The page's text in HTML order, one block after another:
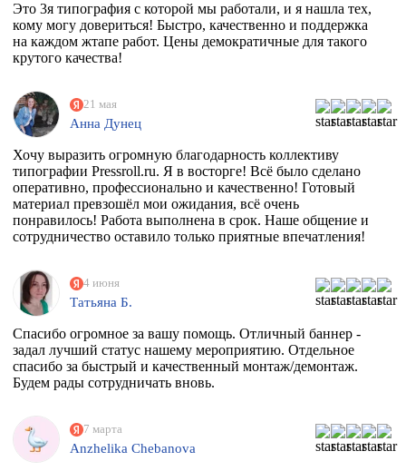
Это 3я типография с которой мы работали, и я нашла тех,
кому могу довериться! Быстро, качественно и поддержка
на каждом жтапе работ. Цены демократичные для такого
крутого качества!
21 мая
Анна Дунец
Хочу выразить огромную благодарность коллективу
типографии Pressroll.ru. Я в восторге! Всё было сделано
оперативно, профессионально и качественно! Готовый
материал превзошёл мои ожидания, всё очень
понравилось! Работа выполнена в срок. Наше общение и
сотрудничество оставило только приятные впечатления!
4 июня
Татьяна Б.
Спасибо огромное за вашу помощь. Отличный баннер -
задал лучший статус нашему мероприятию. Отдельное
спасибо за быстрый и качественный монтаж/демонтаж.
Будем рады сотрудничать вновь.
7 марта
Anzhelika Chebanova